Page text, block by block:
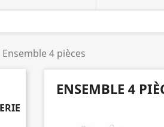
Ensemble 4 pièces
ENSEMBLE 4